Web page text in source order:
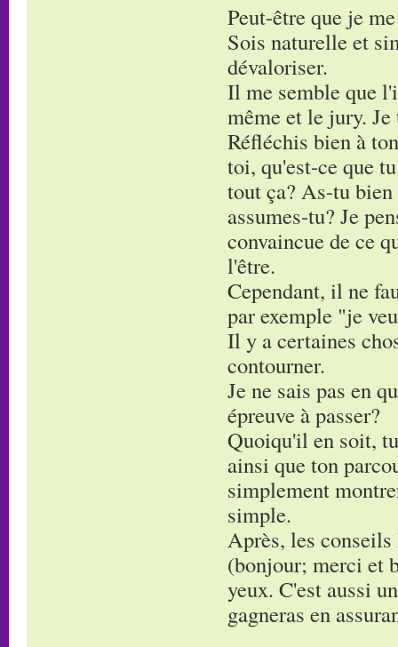
Peut-être que je
Sois naturelle et
dévaloriser.
Il me semble que
même et le jury.
Réfléchis bien à
toi, qu'est-ce que
tout ça? As-tu bien
assumes-tu? Je
convaincue de ce
l'être.
Cependant, il ne
par exemple "je
Il y a certaines
contourner.
Je ne sais pas en
épreuve à passer?
Quoiqu'il en soit,
ainsi que ton
simplement
simple.
Après, les
(bonjour; merci et
yeux. C'est aussi
gagneras en